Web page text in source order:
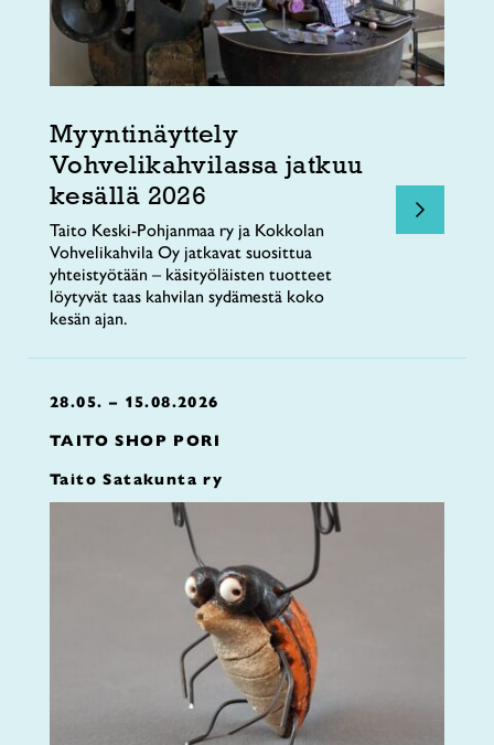
Myyntinäyttely
Vohvelikahvilassa jatkuu
kesällä 2026
Taito Keski-Pohjanmaa ry ja Kokkolan
Vohvelikahvila Oy jatkavat suosittua
yhteistyötään – käsityöläisten tuotteet
löytyvät taas kahvilan sydämestä koko
kesän ajan.
28.05. – 15.08.2026
TAITO SHOP PORI
Taito Satakunta ry